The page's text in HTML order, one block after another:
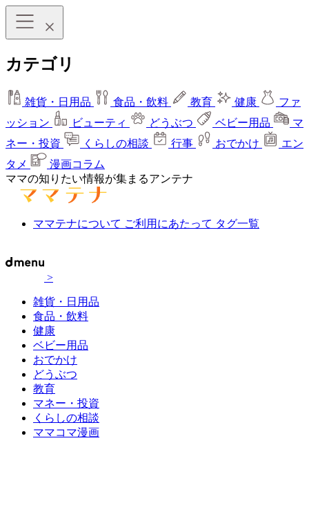
カテゴリ
雑貨・日用品 食品・飲料 教育 健康
ファ
ッション
ビューティ どうぶつ ベビー用品
マ
ネー・投資
くらしの相談 行事 おでかけ
エン
タメ
漫画コラム
ママの知りたい情報が集まるアンテナ
ママテナについて ご利用にあたって タグ一覧
>
雑貨・日用品
食品・飲料
健康
ベビー用品
おでかけ
どうぶつ
教育
マネー・投資
くらしの相談
ママコマ漫画